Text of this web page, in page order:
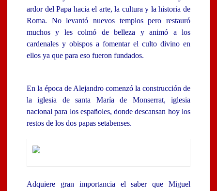
ardor del Papa hacia el arte, la cultura y la historia de
Roma. No levantó nuevos templos pero restauró
muchos y les colmó de belleza y animó a los
cardenales y obispos a fomentar el culto divino en
ellos ya que para eso fueron fundados.
En la época de Alejandro comenzó la construcción de
la iglesia de santa María de Monserrat, iglesia
nacional para los españoles, donde descansan hoy los
restos de los dos papas setabenses.
Adquiere gran importancia el saber que Miguel